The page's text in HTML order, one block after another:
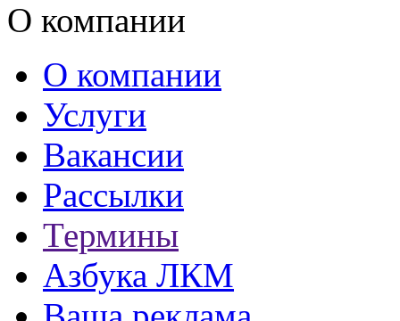
О компании
О компании
Услуги
Вакансии
Рассылки
Термины
Азбука ЛКМ